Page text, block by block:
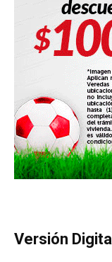
Versión Digital